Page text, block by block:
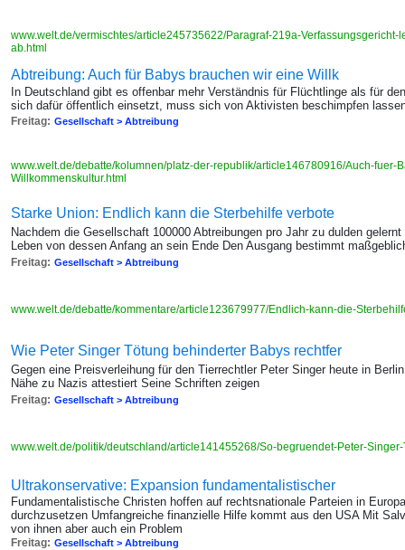
www.welt.de/vermischtes/article245735622/Paragraf-219a-
ab.html
Abtreibung: Auch für Babys brauchen wir eine Willk
In Deutschland gibt es offenbar mehr Verständnis für Flüchtlinge als für
sich dafür öffentlich einsetzt, muss sich von Aktivisten beschimpfen
Freitag: Gesellschaft > Abtreibung
www.welt.de/debatte/kolumnen/platz-der-republik/article146780916/Auch-fuer-
Willkommenskultur.html
Starke Union: Endlich kann die Sterbehilfe verbote
Nachdem die Gesellschaft 100000 Abtreibungen pro Jahr zu dulden
Leben von dessen Anfang an sein Ende Den Ausgang bestimmt
Freitag: Gesellschaft > Abtreibung
www.welt.de/debatte/kommentare/article123679977/Endlich-kann-die-
Wie Peter Singer Tötung behinderter Babys rechtfer
Gegen eine Preisverleihung für den Tierrechtler Peter Singer heute in
Nähe zu Nazis attestiert Seine Schriften zeigen
Freitag: Gesellschaft > Abtreibung
www.welt.de/politik/deutschland/article141455268/So-begruendet-Peter-
Ultrakonservative: Expansion fundamentalistischer
Fundamentalistische Christen hoffen auf rechtsnationale Parteien in
durchzusetzen Umfangreiche finanzielle Hilfe kommt aus den USA Mit
von ihnen aber auch ein Problem
Freitag: Gesellschaft > Abtreibung